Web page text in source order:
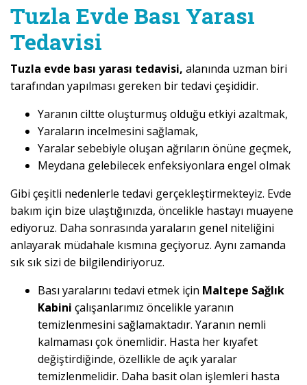
Tuzla Evde Bası Yarası
Tedavisi
Tuzla evde bası yarası tedavisi, alanında uzman biri
tarafından yapılması gereken bir tedavi çeşididir.
Yaranın ciltte oluşturmuş olduğu etkiyi azaltmak,
Yaraların incelmesini sağlamak,
Yaralar sebebiyle oluşan ağrıların önüne geçmek,
Meydana gelebilecek enfeksiyonlara engel olmak
Gibi çeşitli nedenlerle tedavi gerçekleştirmekteyiz. Evde
bakım için bize ulaştığınızda, öncelikle hastayı muayene
ediyoruz. Daha sonrasında yaraların genel niteliğini
anlayarak müdahale kısmına geçiyoruz. Aynı zamanda
sık sık sizi de bilgilendiriyoruz.
Bası yaralarını tedavi etmek için Maltepe Sağlık
Kabini çalışanlarımız öncelikle yaranın
temizlenmesini sağlamaktadır. Yaranın nemli
kalmaması çok önemlidir. Hasta her kıyafet
değiştirdiğinde, özellikle de açık yaralar
temizlenmelidir. Daha basit olan işlemleri hasta